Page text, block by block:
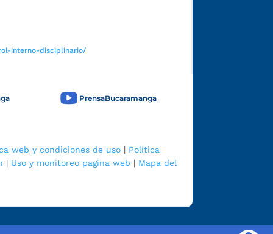
interno-disciplinario/
PrensaBucaramanga
web y condiciones de uso | Política
| Uso y monitoreo pagina web | Mapa del